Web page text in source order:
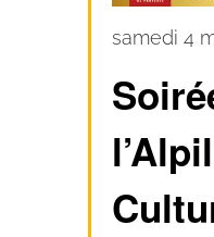
samedi 4